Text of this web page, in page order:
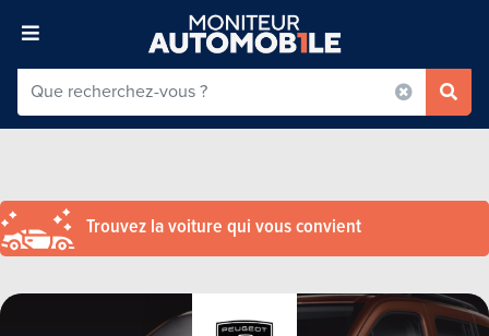
Trouvez la voiture qui vous convient